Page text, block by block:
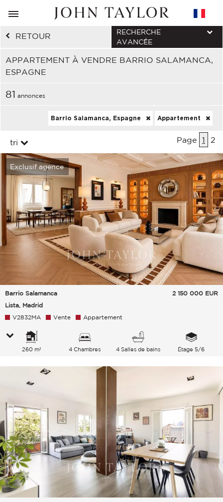
RETOUR
APPARTEMENT À VENDRE BARRIO SALAMANCA,
ESPAGNE
RECHERCHE
AVANCÉE
81 annonces
Barrio Salamanca, Espagne Appartement
tri Page 1 2
Exclusif agence
Barrio Salamanca
Lista, Madrid
2 150 000 EUR
V2832MA Vente Appartement
260 m² 4 Chambres 4 Salles de bains Étage 5/6